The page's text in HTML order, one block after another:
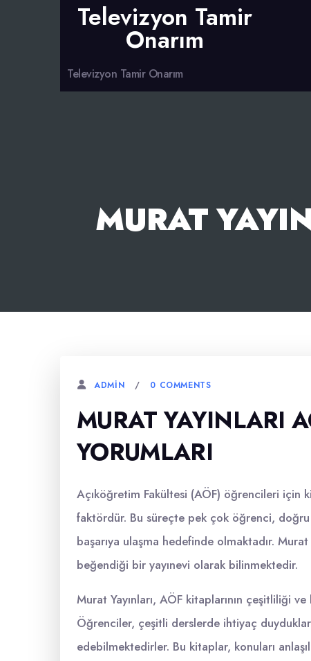
Televizyon Tamir
Onarım
Televizyon Tamir Onarım
MURAT
ADMIN 0 COMMENTS
MURAT YAYINLARI
YORUMLARI
Açıköğretim Fakültesi (AÖF) öğrencileri için
faktördür. Bu süreçte pek çok öğrenci,
başarıya ulaşma hedefinde olmaktadır.
beğendiği bir yayınevi olarak bilinmektedir.
Murat Yayınları, AÖF kitaplarının çeşitliliği
Öğrenciler, çeşitli derslerde ihtiyaç
edebilmektedirler. Bu kitaplar, konuları